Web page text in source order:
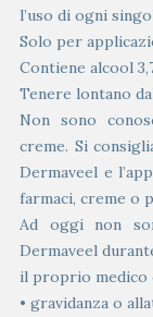
l’uso di ogni
Solo per
Contiene alcool
Tenere lontano
Non sono
creme. Si
Dermaveel e
farmaci, creme o
Ad oggi non
Dermaveel
il proprio medico
• gravidanza o